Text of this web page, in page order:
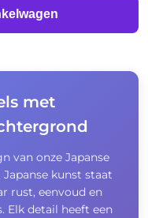
met
van onze Japanse
kunst staat
rust, eenvoud en
Elk detail heeft een